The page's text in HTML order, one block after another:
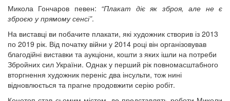
Микола Гончаров певен: “Плакат діє як зброя, але не є
зброєю у прямому сенсі”.
На виставці ви побачите плакати, які художник створив із 2013
по 2019 рік. Від початку війни у 2014 році він організовував
благодійні виставки та аукціони, кошти з яких ішли на потреби
Збройних сил України. Однак у перший рік повномасштабного
вторгнення художник переніс два інсульти, тож нині
відновлюється та прагне продовжити серію робіт.